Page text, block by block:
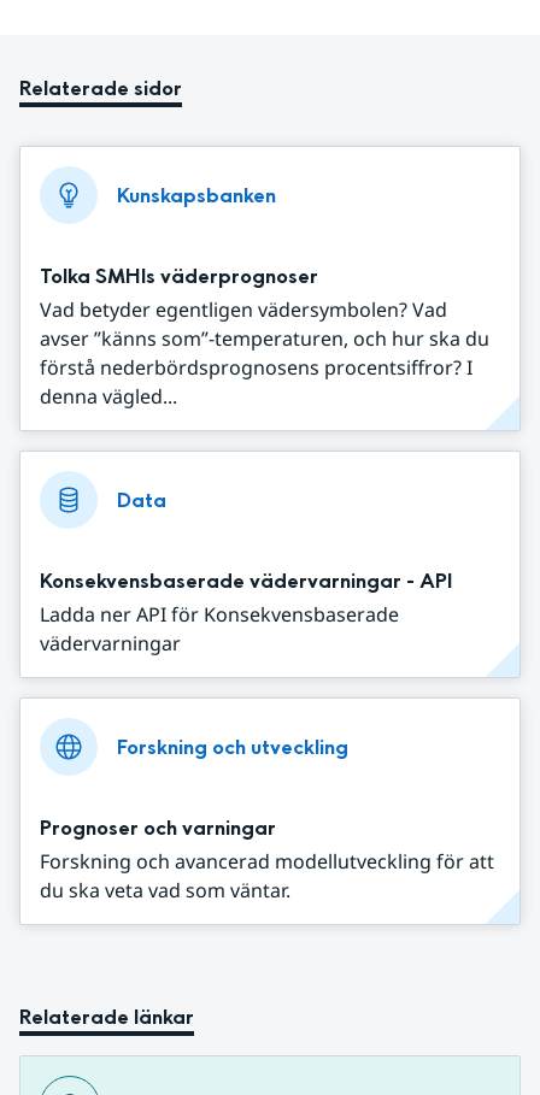
Relaterade sidor
Kunskapsbanken
Tolka SMHIs väderprognoser
Vad betyder egentligen vädersymbolen? Vad
avser ”känns som”-temperaturen, och hur ska du
förstå nederbördsprognosens procentsiffror? I
denna vägled...
Data
Konsekvensbaserade vädervarningar - API
Ladda ner API för Konsekvensbaserade
vädervarningar
Forskning och utveckling
Prognoser och varningar
Forskning och avancerad modellutveckling för att
du ska veta vad som väntar.
Relaterade länkar